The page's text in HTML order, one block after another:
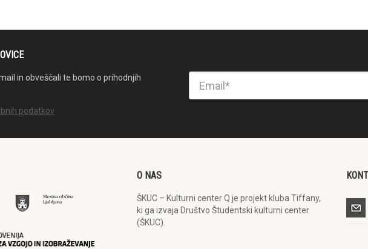
in obveščali te bomo o prihodnjih
podatkov
O NAS
ŠKUC – Kulturni center Q je projekt kluba Tiffany,
ki ga izvaja Društvo Študentski kulturni center
(ŠKUC).